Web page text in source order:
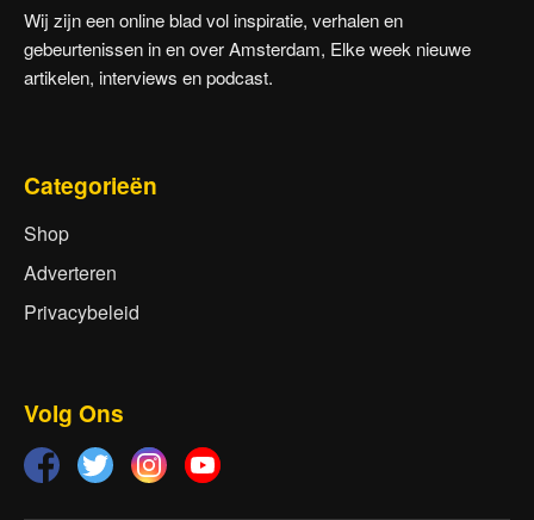
Wij zijn een online blad vol inspiratie, verhalen en
gebeurtenissen in en over Amsterdam, Elke week nieuwe
artikelen, interviews en podcast.
Categorieën
Shop
Adverteren
Privacybeleid
Volg Ons